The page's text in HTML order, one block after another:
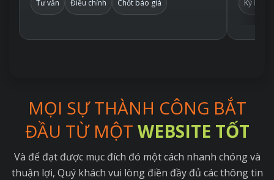
Tư vấn Điều chỉnh Chốt báo giá Ký hợp
MỌI SỰ THÀNH CÔNG BẮT
ĐẦU TỪ MỘT WEBSITE TỐT
Và để đạt được mục đích đó một cách nhanh chóng và
thuận lợi, Quý khách vui lòng điền đầy đủ các thông tin